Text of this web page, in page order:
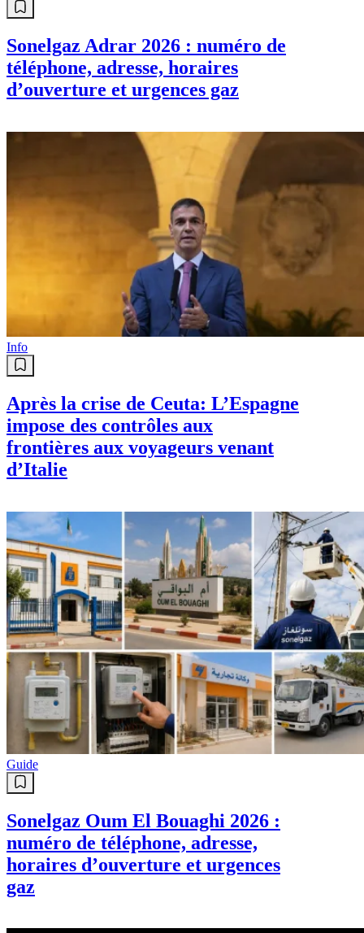
Sonelgaz Adrar 2026 : numéro de
téléphone, adresse, horaires
d’ouverture et urgences gaz
Info
Après la crise de Ceuta: L’Espagne
impose des contrôles aux
frontières aux voyageurs venant
d’Italie
Guide
Sonelgaz Oum El Bouaghi 2026 :
numéro de téléphone, adresse,
horaires d’ouverture et urgences
gaz